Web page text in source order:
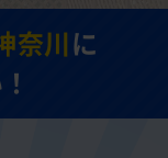
奈川に